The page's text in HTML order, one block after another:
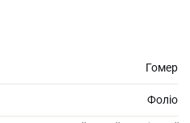
Гомер
Фоліо